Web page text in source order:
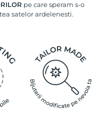
pe care speram s-o
satelor ardelenesti.